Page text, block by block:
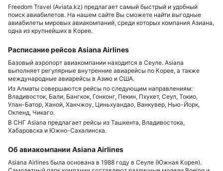
Freedom Travel (Aviata.kz) предлагает самый быстрый и удобный
поиск авиабилетов. На нашем сайте Вы сможете найти выгодные
авиабилеты мировых авиакомпаний, среди которых компания Азиана,
одна из крупнейших в Корее.
Расписание рейсов Asiana Airlines
Базовый аэропорт авиакомпании находится в Сеуле. Asiana
выполняет регулярные внутренние авиарейсы по Корее, а также
международные авиарейсы в Азию и США.
Из Алматы совершаются рейсы по следующим направлениям:
Владивосток, Бали, Бангкок, Гонконг, Пекин, Пхукет, Сеул, Токио,
Улан-Батор, Ханой, Ханчжоу, Циньхуандао, Ванкувер, Нью-Йорк,
Окленд, Чикаго.
В СНГ Asiana предлагает рейсы из Ташкента, Владивостока,
Хабаровска и Южно-Сахалинска.
Об авиакомпании Asiana Airlines
Asiana Airlines была основана в 1988 году в Сеуле (Южная Корея).